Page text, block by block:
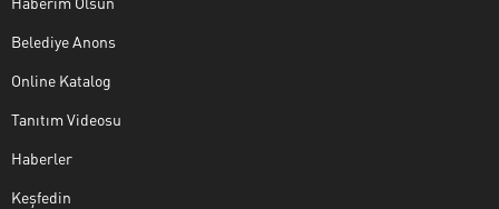
Belediye Anons
Online Katalog
Tanıtım Videosu
Haberler
Keşfedin